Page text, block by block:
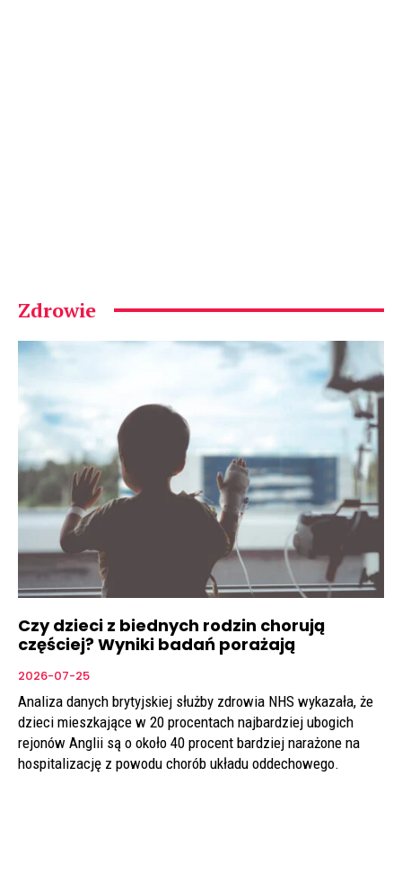
Zdrowie
Czy dzieci z biednych rodzin chorują
częściej? Wyniki badań porażają
2026-07-25
Analiza danych brytyjskiej służby zdrowia NHS wykazała, że
dzieci mieszkające w 20 procentach najbardziej ubogich
rejonów Anglii są o około 40 procent bardziej narażone na
hospitalizację z powodu chorób układu oddechowego.